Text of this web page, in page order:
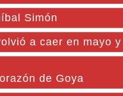
Simón
a caer en mayo
de Goya